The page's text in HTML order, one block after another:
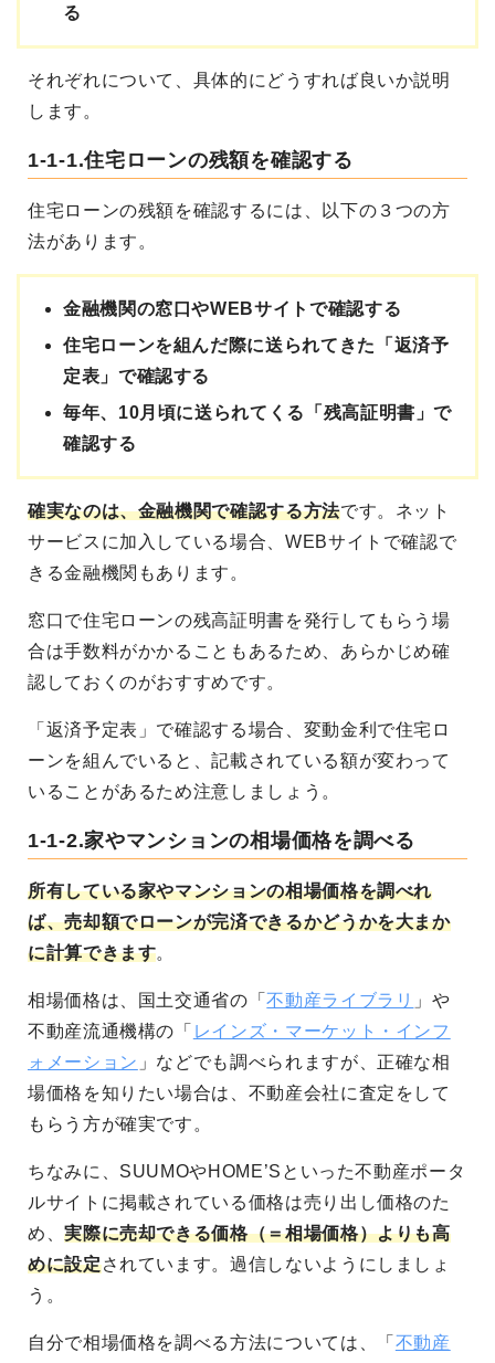
る
それぞれについて、具体的にどうすれば良いか説明
します。
1-1-1.住宅ローンの残額を確認する
住宅ローンの残額を確認するには、以下の３つの方
法があります。
金融機関の窓口やWEBサイトで確認する
住宅ローンを組んだ際に送られてきた「返済予
定表」で確認する
毎年、10月頃に送られてくる「残高証明書」で
確認する
確実なのは、金融機関で確認する方法です。ネット
サービスに加入している場合、WEBサイトで確認で
きる金融機関もあります。
窓口で住宅ローンの残高証明書を発行してもらう場
合は手数料がかかることもあるため、あらかじめ確
認しておくのがおすすめです。
「返済予定表」で確認する場合、変動金利で住宅ロ
ーンを組んでいると、記載されている額が変わって
いることがあるため注意しましょう。
1-1-2.家やマンションの相場価格を調べる
所有している家やマンションの相場価格を調べれ
ば、売却額でローンが完済できるかどうかを大まか
に計算できます。
相場価格は、国土交通省の「不動産ライブラリ 」や
不動産流通機構の「 レインズ・マーケット・インフ
ォメーション 」などでも調べられますが、正確な相
場価格を知りたい場合は、不動産会社に査定をして
もらう方が確実です。
ちなみに、SUUMOやHOME’Sといった不動産ポータ
ルサイトに掲載されている価格は売り出し価格のた
め、実際に売却できる価格（＝相場価格）よりも高
めに設定されています。過信しないようにしましょ
う。
自分で相場価格を調べる方法については、「 不動産